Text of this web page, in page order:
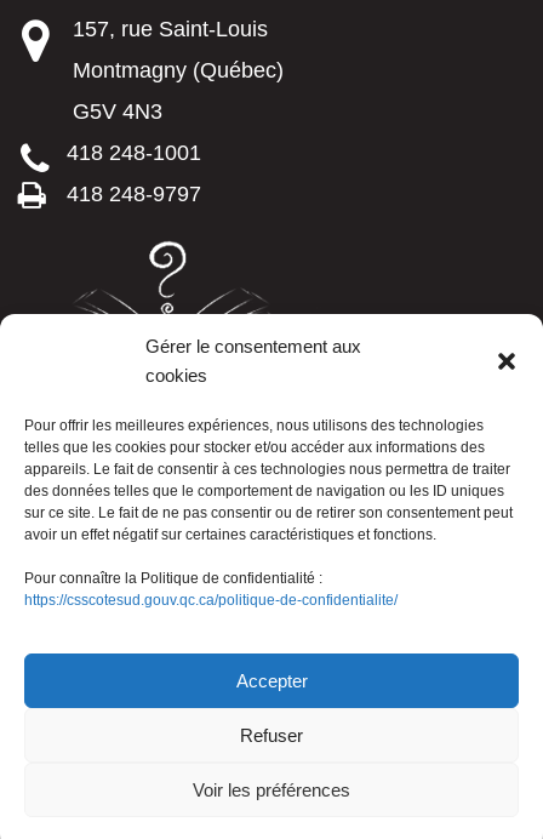
Gérer le consentement aux
cookies
Pour offrir les meilleures expériences, nous utilisons des technologies
telles que les cookies pour stocker et/ou accéder aux informations des
appareils. Le fait de consentir à ces technologies nous permettra de traiter
des données telles que le comportement de navigation ou les ID uniques
sur ce site. Le fait de ne pas consentir ou de retirer son consentement peut
avoir un effet négatif sur certaines caractéristiques et fonctions.
Pour connaître la Politique de confidentialité :
https://csscotesud.gouv.qc.ca/politique-de-confidentialite/
Accepter
Refuser
Voir les préférences
157, rue Saint-Louis
Montmagny (Québec)
G5V 4N3
418 248-1001
418 248-9797
LISTE TÉLÉPHONIQUE
Nous joindre
© Gouvernement du Québec, 2026